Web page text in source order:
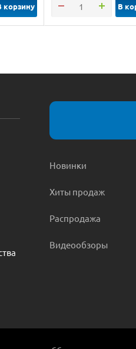
корзину В
Новинки
Хиты продаж
Распродажа
Видеообзоры